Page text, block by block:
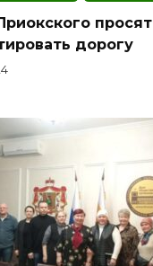
просят
дорогу